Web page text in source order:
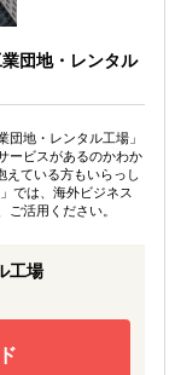
団地・レンタル
地・レンタル工場」
ービスがあるのかわか
えている方もいらっし
では、海外ビジネス
活用ください。
工場